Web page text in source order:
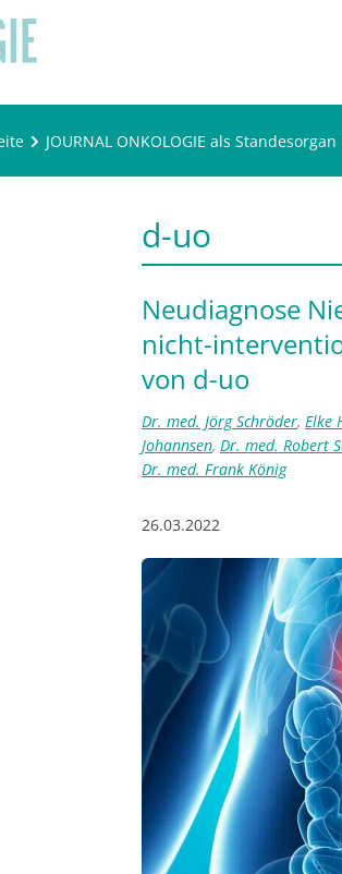
JOURNAL ONKOLOGIE als Standesorgan
d-uo
Neudiagnose
nicht-
von d-uo
Dr. med. Jörg Schröder, Elke
Johannsen, Dr. med. Robert
Dr. med. Frank König
26.03.2022